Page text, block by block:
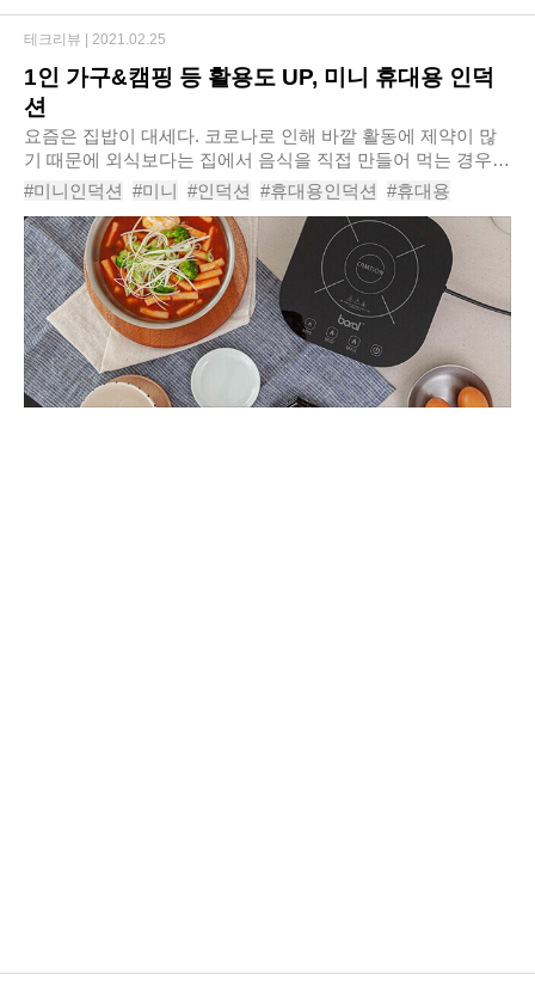
1인 가구&캠핑 등 활용도 UP, 미니 휴대용 인덕
션
요즘은 집밥이 대세다. 코로나로 인해 바깥 활동에 제약이 많
기 때문에 외식보다는 집에서 음식을 직접 만들어 먹는 경우가
많기 때문이다. 하지만 1년 넘게 이어지는 기나긴 코로나 사태
로 인해 아웃도어 활동이 그리운 경우..
#미니인덕션 #미니 #인덕션 #휴대용인덕션 #휴대용
#인덕션추천 #1구인덕션 #보랄인덕션 #추천
#보랄BRM600DC
테크리뷰 | 2021.02.25